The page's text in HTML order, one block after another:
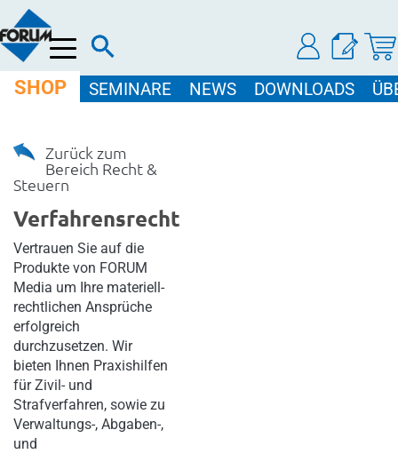
Menü
SHOP SEMINARE NEWS DOWNLOADS
Zurück zum
Bereich Recht &
Steuern
Verfahrensrecht
Vertrauen Sie auf die
Produkte von FORUM
Media um Ihre materiell-
rechtlichen Ansprüche
erfolgreich
durchzusetzen. Wir
bieten Ihnen Praxishilfen
für Zivil- und
Strafverfahren, sowie zu
Verwaltungs-, Abgaben-,
und